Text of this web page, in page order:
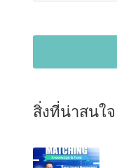
สิ่งที่น่าสนใจ